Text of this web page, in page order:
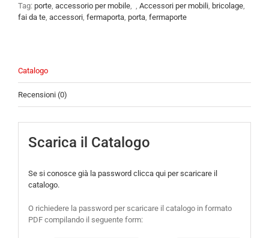
Tag: porte accessorio per mobile Accessori per mobili bricolage
fai da te accessori fermaporta porta fermaporte
Catalogo
Recensioni (0)
Scarica il Catalogo
Se si conosce già la password clicca qui per scaricare il
catalogo.
O richiedere la password per scaricare il catalogo in formato
PDF compilando il seguente form: